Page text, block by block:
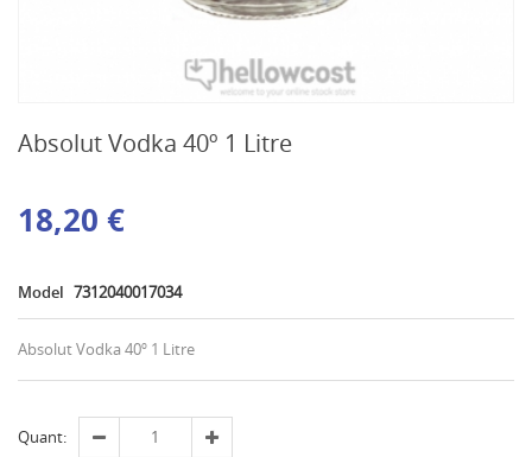
Absolut Vodka 40º 1 Litre
18,20 €
Model 7312040017034
Absolut Vodka 40º 1 Litre
Quant: